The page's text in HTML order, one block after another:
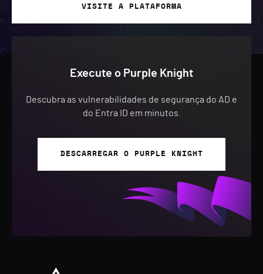
VISITE A PLATAFORMA
Execute o Purple Knight
Descubra as vulnerabilidades de segurança do AD e
do Entra ID em minutos.
DESCARREGAR O PURPLE KNIGHT